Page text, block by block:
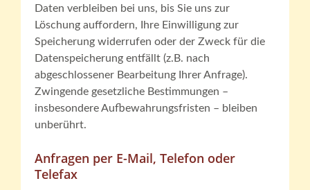
Daten verbleiben bei uns, bis Sie uns zur
Löschung auffordern, Ihre Einwilligung zur
Speicherung widerrufen oder der Zweck für die
Datenspeicherung entfällt (z.B. nach
abgeschlossener Bearbeitung Ihrer Anfrage).
Zwingende gesetzliche Bestimmungen –
insbesondere Aufbewahrungsfristen – bleiben
unberührt.
Anfragen per E-Mail, Telefon oder
Telefax